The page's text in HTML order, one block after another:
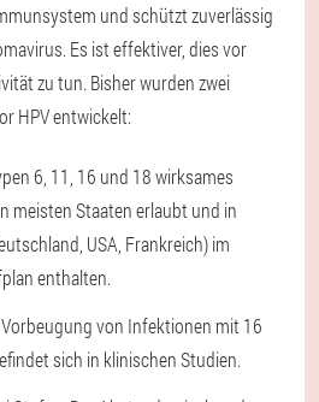
und schützt zuverlässig
Es ist effektiver, dies vor
zu tun. Bisher wurden zwei
HPV entwickelt:
6, 11, 16 und 18 wirksames
meisten Staaten erlaubt und in
USA, Frankreich) im
enthalten.
von Infektionen mit 16
sich in klinischen Studien.